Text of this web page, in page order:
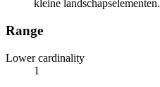
kleine landschapselementen.
Range
Lower cardinality
1